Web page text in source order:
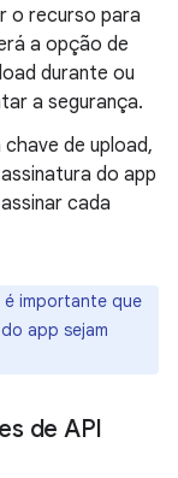
o recurso para
a opção de
durante ou
a segurança.
de upload,
do app
cada
é importante que
app sejam
de API